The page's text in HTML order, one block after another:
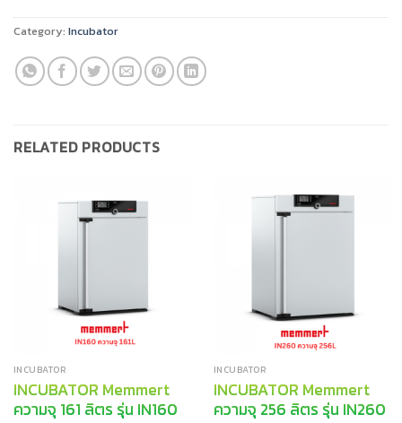
Category: Incubator
RELATED PRODUCTS
INCUBATOR
INCUBATOR Memmert
ความจุ 161 ลิตร รุ่น IN160
INCUBATOR
INCUBATOR Memmert
ความจุ 256 ลิตร รุ่น IN260